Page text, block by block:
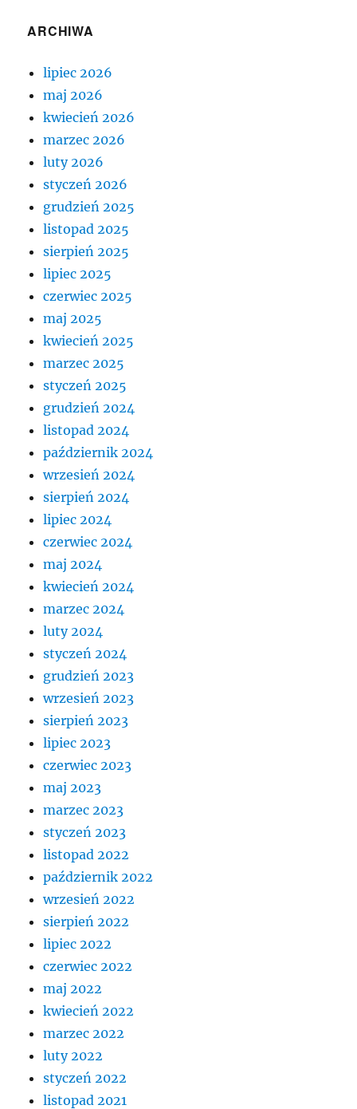
ARCHIWA
lipiec 2026
maj 2026
kwiecień 2026
marzec 2026
luty 2026
styczeń 2026
grudzień 2025
listopad 2025
sierpień 2025
lipiec 2025
czerwiec 2025
maj 2025
kwiecień 2025
marzec 2025
styczeń 2025
grudzień 2024
listopad 2024
październik 2024
wrzesień 2024
sierpień 2024
lipiec 2024
czerwiec 2024
maj 2024
kwiecień 2024
marzec 2024
luty 2024
styczeń 2024
grudzień 2023
wrzesień 2023
sierpień 2023
lipiec 2023
czerwiec 2023
maj 2023
marzec 2023
styczeń 2023
listopad 2022
październik 2022
wrzesień 2022
sierpień 2022
lipiec 2022
czerwiec 2022
maj 2022
kwiecień 2022
marzec 2022
luty 2022
styczeń 2022
listopad 2021